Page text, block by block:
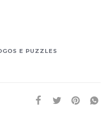
E PUZZLES